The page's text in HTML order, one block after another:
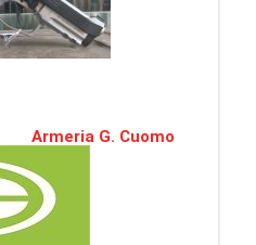
Armeria G. Cuomo